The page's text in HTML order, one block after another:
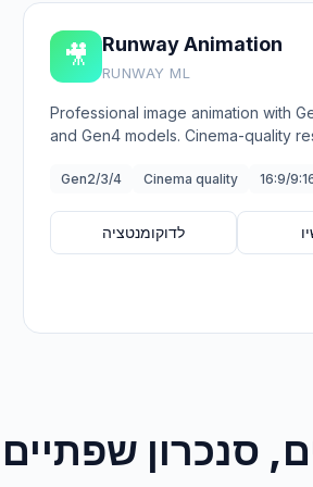
🎥 Runway Animation
RUNWAY ML
Professional image animation with
and Gen4 models. Cinema-quality
Gen2/3/4 Cinema quality 16:9/
לדוקומנטציה